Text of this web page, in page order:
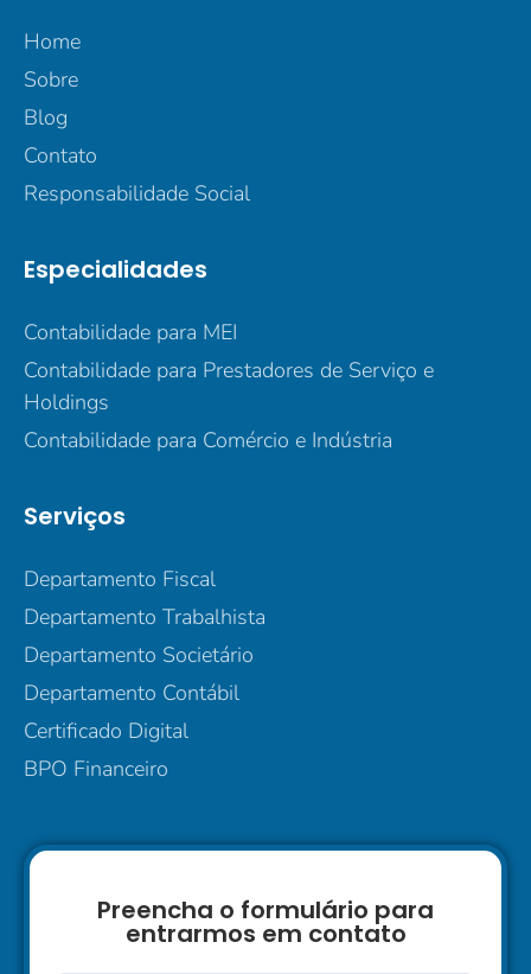
Home
Sobre
Blog
Contato
Responsabilidade Social
Especialidades
Contabilidade para MEI
Contabilidade para Prestadores de Serviço e
Holdings
Contabilidade para Comércio e Indústria
Serviços
Departamento Fiscal
Departamento Trabalhista
Departamento Societário
Departamento Contábil
Certificado Digital
BPO Financeiro
Preencha o formulário para
entrarmos em contato